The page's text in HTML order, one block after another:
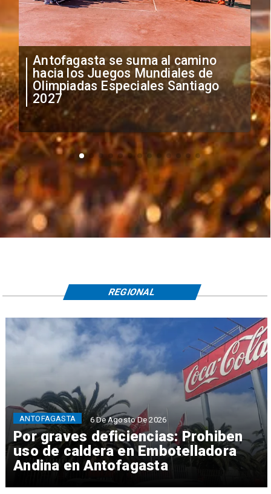
Antofagasta se suma al camino
hacia los Juegos Mundiales de
Olimpiadas Especiales Santiago
2027
Por graves deficiencias: Prohiben
uso de caldera en Embotelladora
Andina en Antofagasta
ANTOFAGASTA 6 De Agosto De 2026
REGIONAL